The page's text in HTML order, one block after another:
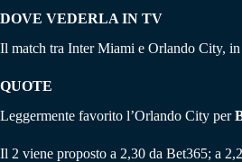
DOVE VEDERLA IN TV
Il match tra Inter Miami e Orlando City,
QUOTE
Leggermente favorito l’Orlando City per
Il 2 viene proposto a 2,30 da Bet365; a